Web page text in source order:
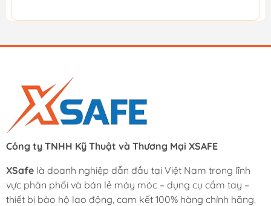
Công ty TNHH Kỹ Thuật và Thương Mại XSAFE
XSafe là doanh nghiệp dẫn đầu tại Việt Nam trong lĩnh
vực phân phối và bán lẻ máy móc – dụng cụ cầm tay –
thiết bị bảo hộ lao động, cam kết 100% hàng chính hãng.